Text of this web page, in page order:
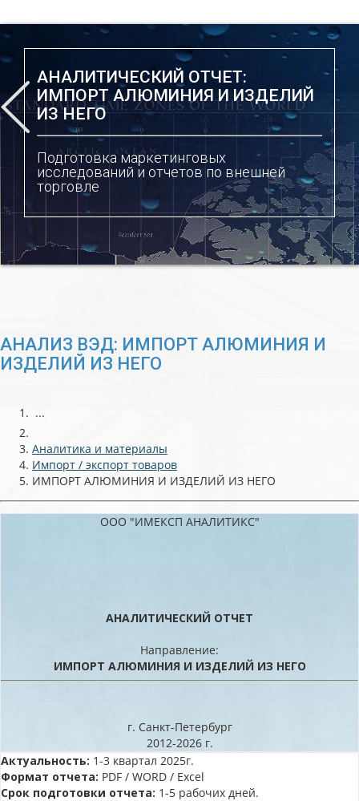
АНАЛИТИЧЕСКИЙ ОТЧЕТ:
ИМПОРТ АЛЮМИНИЯ И ИЗДЕЛИЙ
ИЗ НЕГО
Подготовка маркетинговых
исследований и отчетов по внешней
торговле
АНАЛИЗ ВЭД: ИМПОРТ АЛЮМИНИЯ И
ИЗДЕЛИЙ ИЗ НЕГО
...
Аналитика и материалы
Импорт / экспорт товаров
ИМПОРТ АЛЮМИНИЯ И ИЗДЕЛИЙ ИЗ НЕГО
ООО "ИМЕКСП АНАЛИТИКС"
АНАЛИТИЧЕСКИЙ ОТЧЕТ
Направление:
ИМПОРТ АЛЮМИНИЯ И ИЗДЕЛИЙ ИЗ НЕГО
г. Санкт-Петербург
2012-2026 г.
Актуальность: 1-3 квартал 2025г.
Формат отчета: PDF / WORD / Excel
Срок подготовки отчета: 1-5 рабочих дней.